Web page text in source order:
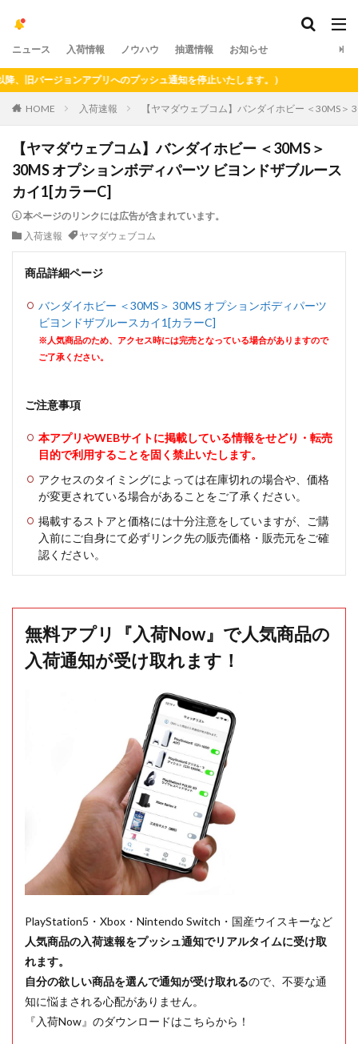
ニュース 入荷情報 ノウハウ 抽選情報 お知らせ
ージョンアプリへのプッシュ通知を停止いたします。）
HOME 入荷速報 【ヤマダウェブコム】バンダイホビー ＜30MS
【ヤマダウェブコム】バンダイホビー ＜30MS＞
30MS オプションボディパーツ ビヨンドザブルース
カイ1[カラーC]
本ページのリンクには広告が含まれています。
入荷速報
ヤマダウェブコム
商品詳細ページ
バンダイホビー ＜30MS＞ 30MS オプションボディパーツ
ビヨンドザブルースカイ1[カラーC]
※人気商品のため、アクセス時には完売となっている場合がありますので
ご了承ください。
ご注意事項
本アプリやWEBサイトに掲載している情報をせどり・転売
目的で利用することを固く禁止いたします。
アクセスのタイミングによっては在庫切れの場合や、価格
が変更されている場合があることをご了承ください。
掲載するストアと価格には十分注意をしていますが、ご購
入前にご自身にて必ずリンク先の販売価格・販売元をご確
認ください。
無料アプリ『入荷Now』で人気商品の
入荷通知が受け取れます！
PlayStation5・Xbox・Nintendo Switch・国産ウイスキーなど
人気商品の入荷速報をプッシュ通知でリアルタイムに受け取
れます。
自分の欲しい商品を選んで通知が受け取れるので、不要な通
知に悩まされる心配がありません。
『入荷Now』のダウンロードはこちらから！